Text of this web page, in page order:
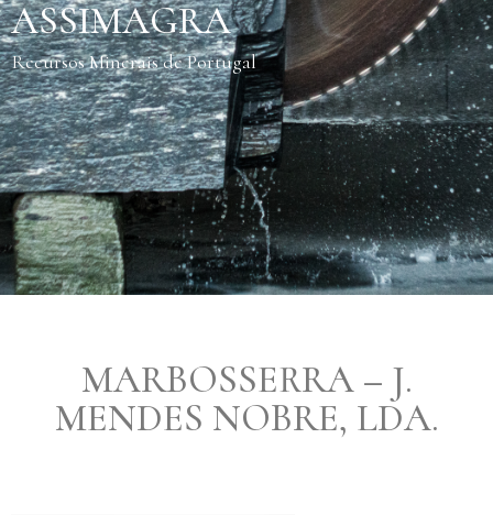
ASSIMAGRA
Recursos Minerais de Portugal
MARBOSSERRA – J.
MENDES NOBRE, LDA.